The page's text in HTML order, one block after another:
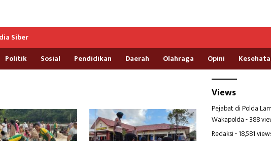
Siber
Politik Sosial Pendidikan Daerah Olahraga Opini
Views
Pejabat di Polda
Wakapolda- 388
Redaksi- 18,581